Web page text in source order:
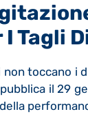
I Tagli
toccano i
il 29